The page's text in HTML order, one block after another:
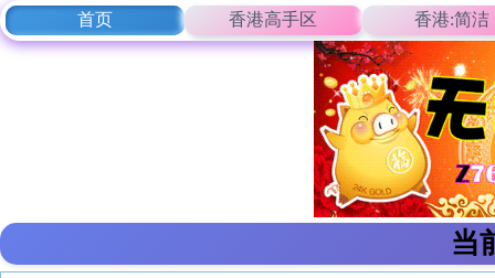
首页 香港高手区 香港:简洁
当